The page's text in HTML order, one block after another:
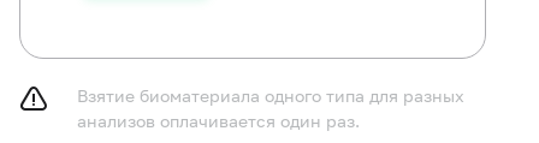
Глюкоза в плазме
Взятие биоматериала одного типа для разных
анализов оплачивается один раз.